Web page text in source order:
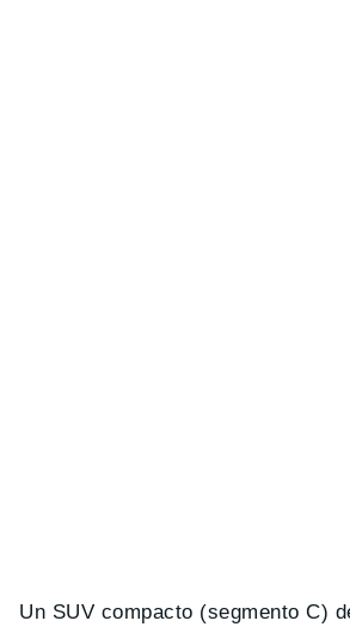
Un SUV compacto (segmento C)